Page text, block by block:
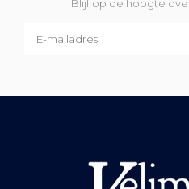
Blijf op de hoogte